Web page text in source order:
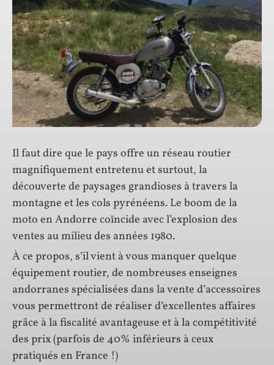
Il faut dire que le pays offre un réseau routier
magnifiquement entretenu et surtout, la
découverte de paysages grandioses à travers la
montagne et les cols pyrénéens. Le boom de la
moto en Andorre coïncide avec l’explosion des
ventes au milieu des années 1980.
À ce propos, s’il vient à vous manquer quelque
équipement routier, de nombreuses enseignes
andorranes spécialisées dans la vente d’accessoires
vous permettront de réaliser d’excellentes affaires
grâce à la fiscalité avantageuse et à la compétitivité
des prix (parfois de 40% inférieurs à ceux
pratiqués en France !)